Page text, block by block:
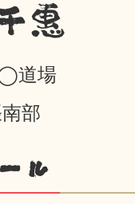
惠
道場
部
ル